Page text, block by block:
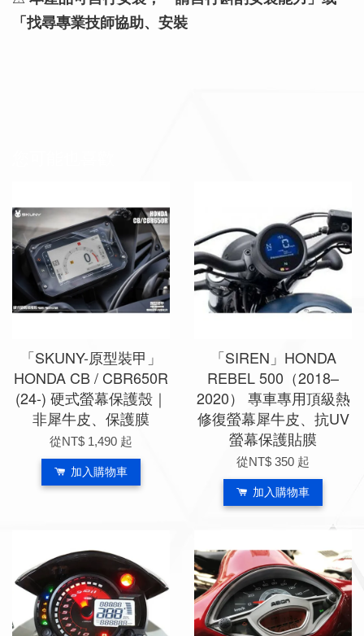
「找尋專業技師協助、安裝
「SKUNY-原型裝甲」
HONDA CB / CBR650R
(24-) 硬式螢幕保護殼｜
非犀牛皮、保護膜
從NT$ 1,490 起
加入購物車
「SIREN」HONDA
REBEL 500（2018–
2020） 專車專用頂級熱
修復螢幕犀牛皮、抗UV
螢幕保護貼膜
從NT$ 350 起
加入購物車